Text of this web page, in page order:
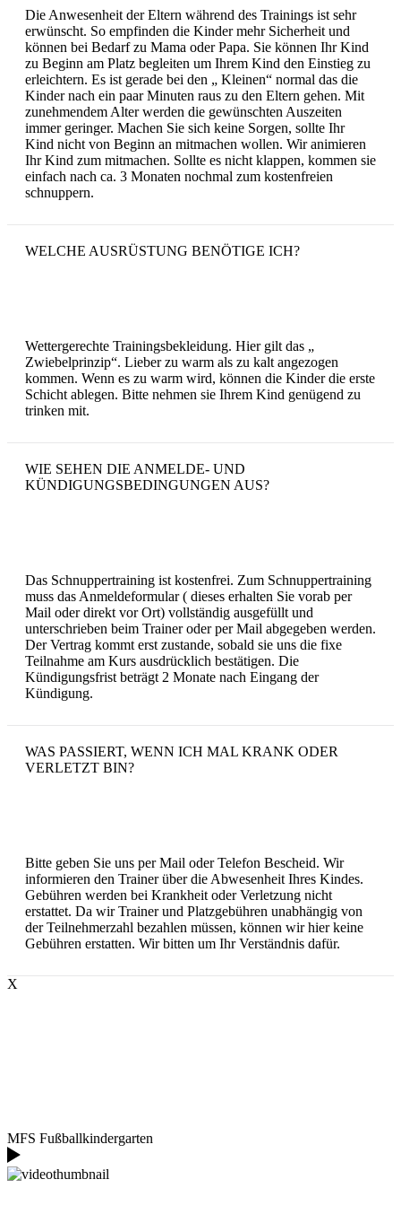
Die Anwesenheit der Eltern während des Trainings ist sehr
erwünscht. So empfinden die Kinder mehr Sicherheit und
können bei Bedarf zu Mama oder Papa. Sie können Ihr Kind
zu Beginn am Platz begleiten um Ihrem Kind den Einstieg zu
erleichtern. Es ist gerade bei den „ Kleinen“ normal das die
Kinder nach ein paar Minuten raus zu den Eltern gehen. Mit
zunehmendem Alter werden die gewünschten Auszeiten
immer geringer. Machen Sie sich keine Sorgen, sollte Ihr
Kind nicht von Beginn an mitmachen wollen. Wir animieren
Ihr Kind zum mitmachen. Sollte es nicht klappen, kommen sie
einfach nach ca. 3 Monaten nochmal zum kostenfreien
schnuppern.
WELCHE AUSRÜSTUNG BENÖTIGE ICH?
Wettergerechte Trainingsbekleidung. Hier gilt das „
Zwiebelprinzip“. Lieber zu warm als zu kalt angezogen
kommen. Wenn es zu warm wird, können die Kinder die erste
Schicht ablegen. Bitte nehmen sie Ihrem Kind genügend zu
trinken mit.
WIE SEHEN DIE ANMELDE- UND
KÜNDIGUNGSBEDINGUNGEN AUS?
Das Schnuppertraining ist kostenfrei. Zum Schnuppertraining
muss das Anmeldeformular ( dieses erhalten Sie vorab per
Mail oder direkt vor Ort) vollständig ausgefüllt und
unterschrieben beim Trainer oder per Mail abgegeben werden.
Der Vertrag kommt erst zustande, sobald sie uns die fixe
Teilnahme am Kurs ausdrücklich bestätigen. Die
Kündigungsfrist beträgt 2 Monate nach Eingang der
Kündigung.
WAS PASSIERT, WENN ICH MAL KRANK ODER
VERLETZT BIN?
Bitte geben Sie uns per Mail oder Telefon Bescheid. Wir
informieren den Trainer über die Abwesenheit Ihres Kindes.
Gebühren werden bei Krankheit oder Verletzung nicht
erstattet. Da wir Trainer und Platzgebühren unabhängig von
der Teilnehmerzahl bezahlen müssen, können wir hier keine
Gebühren erstatten. Wir bitten um Ihr Verständnis dafür.
X
MFS Fußballkindergarten